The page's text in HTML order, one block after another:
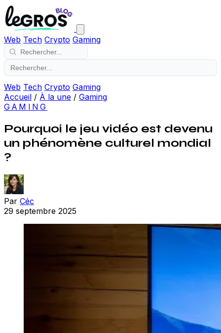
Web Tech Crypto Gaming
Web Tech Crypto Gaming
Accueil / À la une / Gaming
GAMING
Pourquoi le jeu vidéo est devenu
un phénomène culturel mondial
?
Par Céc
29 septembre 2025